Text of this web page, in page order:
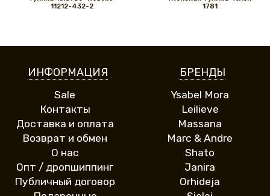
11212-432-2
1781
ИНФОРМАЦИЯ
Sale
Контакты
Доставка и оплата
Возврат и обмен
О нас
Опт / дропшиппинг
Публичный договор
БРЕНДЫ
Ysabel Mora
Leilieve
Massana
Marc & Andre
Shato
Janira
Orhideja